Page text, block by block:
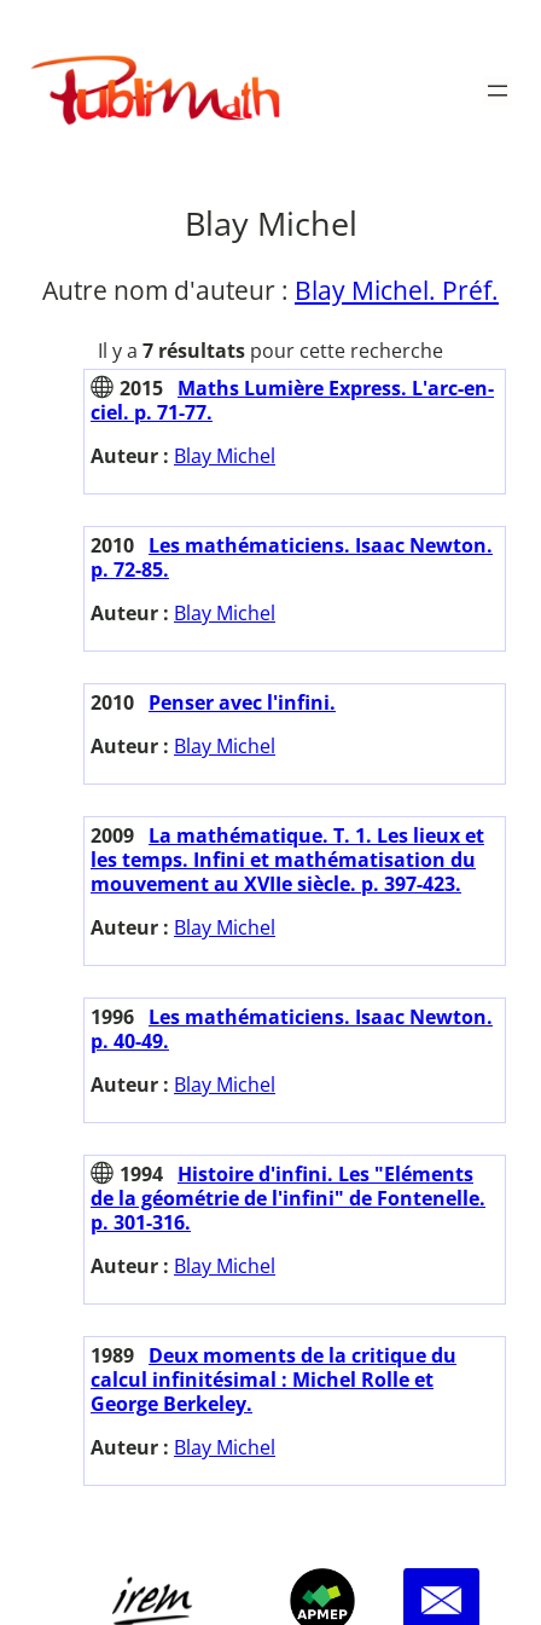
contenu
Publimath
Blay Michel
Autre nom d'auteur : Blay Michel. Préf.
Il y a 7 résultats pour cette recherche
2015 Maths Lumière Express. L'arc-en-
ciel. p. 71-77.
Auteur : Blay Michel
2010 Les mathématiciens. Isaac Newton.
p. 72-85.
Auteur : Blay Michel
2010 Penser avec l'infini.
Auteur : Blay Michel
2009 La mathématique. T. 1. Les lieux et
les temps. Infini et mathématisation du
mouvement au XVIIe siècle. p. 397-423.
Auteur : Blay Michel
1996 Les mathématiciens. Isaac Newton.
p. 40-49.
Auteur : Blay Michel
1994 Histoire d'infini. Les "Eléments
de la géométrie de l'infini" de Fontenelle.
p. 301-316.
Auteur : Blay Michel
1989 Deux moments de la critique du
calcul infinitésimal : Michel Rolle et
George Berkeley.
Auteur : Blay Michel